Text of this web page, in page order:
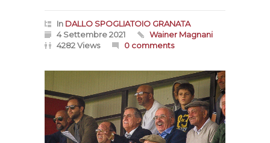
In DALLO SPOGLIATOIO GRANATA
4 Settembre 2021
Wainer Magnani
4282 Views
0 comments